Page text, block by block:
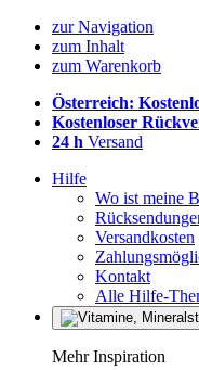
zur Navigation
zum Inhalt
zum Warenkorb
Österreich:
Kostenloser
24 h Versand
Hilfe
Wo ist meine
Versandkosten
Kontakt
Alle Hilfe-
Mehr Inspiration